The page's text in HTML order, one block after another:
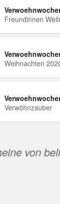
Freundinnen
Weihnachten
Verwöhnzauber
von